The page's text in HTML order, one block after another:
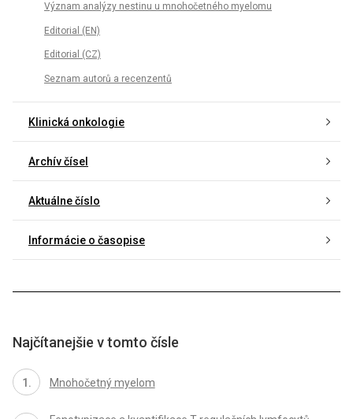
Význam analýzy nestinu u mnohočetného myelomu
Editorial (EN)
Editorial (CZ)
Seznam autorů a recenzentů
Klinická onkologie
Archív čísel
Aktuálne číslo
Informácie o časopise
Najčítanejšie v tomto čísle
Mnohočetný myelom